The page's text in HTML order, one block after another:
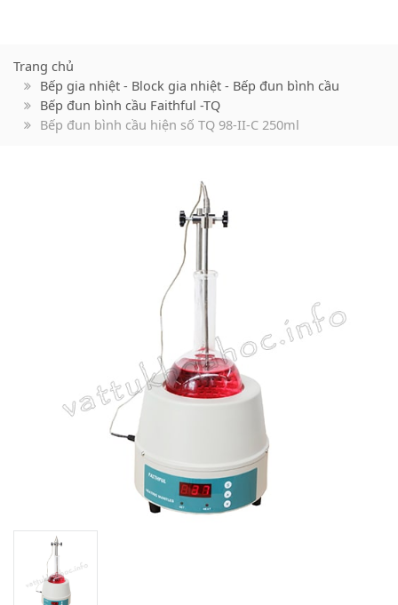
Trang chủ
Bếp gia nhiệt - Block gia nhiệt - Bếp đun bình cầu
Bếp đun bình cầu Faithful -TQ
Bếp đun bình cầu hiện số TQ 98-II-C 250ml